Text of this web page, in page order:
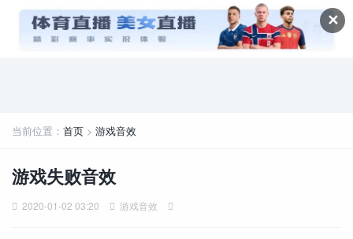
✕
当前位置： 首页 > 游戏音效
游戏失败音效
2020-01-02 03:20 游戏音效